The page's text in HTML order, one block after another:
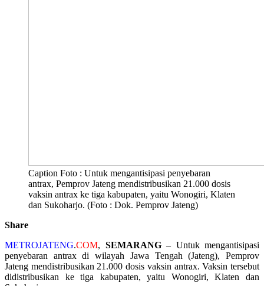
Caption Foto : Untuk mengantisipasi penyebaran
antrax, Pemprov Jateng mendistribusikan 21.000 dosis
vaksin antrax ke tiga kabupaten, yaitu Wonogiri, Klaten
dan Sukoharjo. (Foto : Dok. Pemprov Jateng)
Share
METROJATENG.COM, SEMARANG– Untuk mengantisipasi
penyebaran antrax di wilayah Jawa Tengah (Jateng), Pemprov
Jateng mendistribusikan 21.000 dosis vaksin antrax. Vaksin tersebut
didistribusikan ke tiga kabupaten, yaitu Wonogiri, Klaten dan